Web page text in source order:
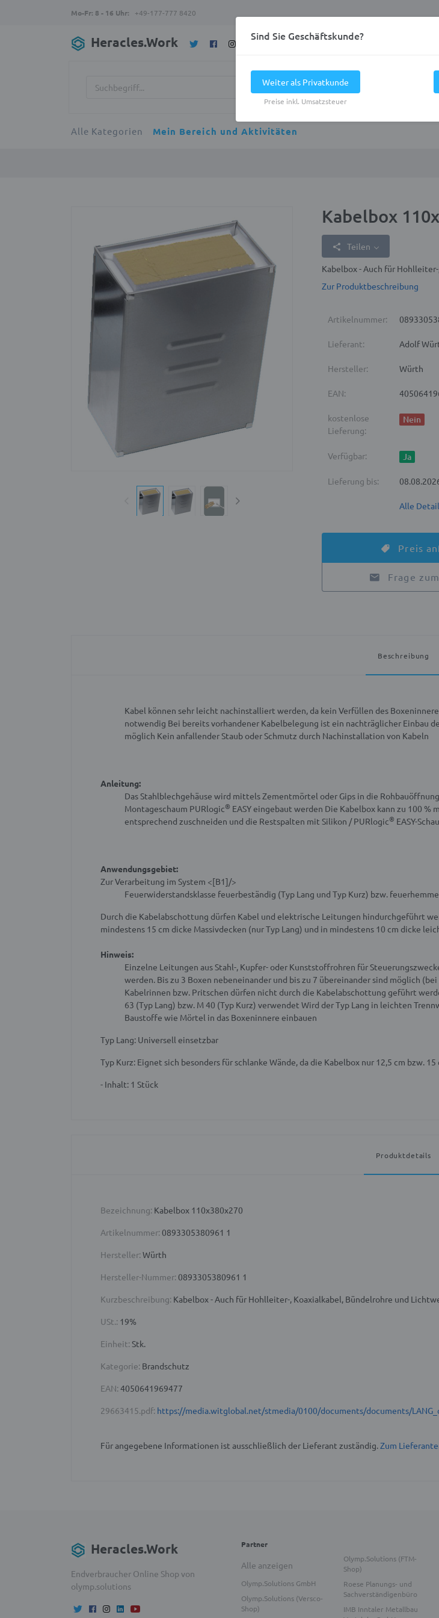
Mo-Fr: 8 - 16 Uhr: +49-177-777 8420
Heracles.Work
Alle Kategorien Mein Bereich und Aktivitäten
Kabelbox
Teilen
Kabelbox - Auch für
Zur Produktbeschreibung
Artikelnummer:
Lieferant: Adolf
Hersteller: Würth
EAN:
kostenlose
Lieferung:
Nein
Verfügbar: Ja
Lieferung bis:
Alle
Preis
Frage
Beschreibung
Kabel können sehr leicht nachinstalliert werden, da kein Verfüllen des
notwendig Bei bereits vorhandener Kabelbelegung ist ein nachträglicher Einbau
möglich Kein anfallender Staub oder Schmutz durch Nachinstallation von Kabeln
Anleitung:
Das Stahlblechgehäuse wird mittels Zementmörtel oder Gips in die
Montageschaum PURlogic® EASY eingebaut werden Die Kabelbox kann zu 100 %
entsprechend zuschneiden und die Restspalten mit Silikon / PURlogic® EASY-
Anwendungsgebiet:
Zur Verarbeitung im System <[B1]/>
Feuerwiderstandsklasse feuerbeständig (Typ Lang und Typ Kurz) bzw.
Durch die Kabelabschottung dürfen Kabel und elektrische Leitungen hindurchgeführt
mindestens 15 cm dicke Massivdecken (nur Typ Lang) und in mindestens 10 cm dicke
Hinweis:
Einzelne Leitungen aus Stahl-, Kupfer- oder Kunststoffrohren für
werden. Bis zu 3 Boxen nebeneinander und bis zu 7 übereinander sind möglich
Kabelrinnen bzw. Pritschen dürfen nicht durch die Kabelabschottung geführt
63 (Typ Lang) bzw. M 40 (Typ Kurz) verwendet Wird der Typ Lang in leichten
Baustoffe wie Mörtel in das Boxeninnere einbauen
Typ Lang: Universell einsetzbar
Typ Kurz: Eignet sich besonders für schlanke Wände, da die Kabelbox nur 12,5 cm bzw.
- Inhalt: 1 Stück
Produktdetails
Bezeichnung: Kabelbox 110x380x270
Artikelnummer: 0893305380961 1
Hersteller: Würth
Hersteller-Nummer: 0893305380961 1
Kurzbeschreibung: Kabelbox - Auch für Hohlleiter-, Koaxialkabel, Bündelrohre und
USt.: 19%
Einheit: Stk.
Kategorie: Brandschutz
EAN: 4050641969477
29663415.pdf: https://media.witglobal.net/stmedia/0100/documents/documents/
Für angegebene Informationen ist ausschließlich der Lieferant zuständig.Zum
Heracles.Work
Endverbraucher Online Shop von
olymp.solutions
Partner
Alle anzeigen
Olymp.Solutions GmbH
Olymp.Solutions (Versco-
Shop)
Olymp.Solutions (FTM-
Shop)
Roese Planungs- und
Sachverständigenbüro
IMB Inntaler Metallbau
Sind Sie Geschäftskunde?
Weiter als Privatkunde
Preise inkl. Umsatzsteuer